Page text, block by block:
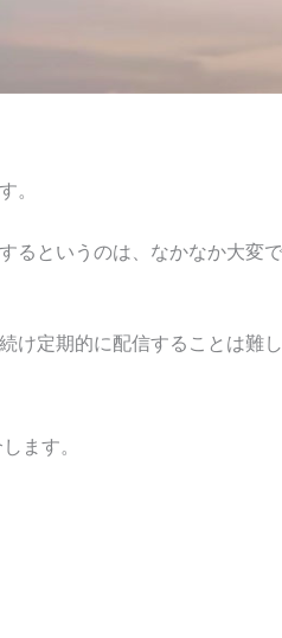
。
というのは、なかなか大変で
け定期的に配信することは難
ます。